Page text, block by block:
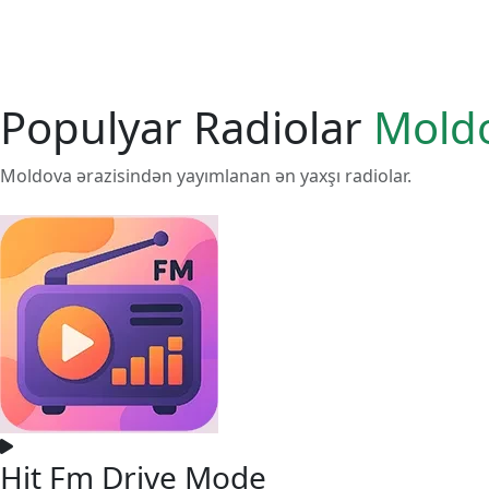
Populyar Radiolar
Moldova ərazisindən yayımlanan ən yaxşı radiolar.
Hit Fm Drive Mode